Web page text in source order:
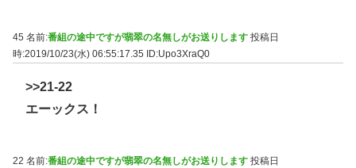
45 名前:番組の途中ですが翡翠の名無しがお送りします 投稿日
時:2019/10/23(水) 06:55:17.35 ID:Upo3XraQ0
>>21-22
エーックス！
22 名前:番組の途中ですが翡翠の名無しがお送りします 投稿日